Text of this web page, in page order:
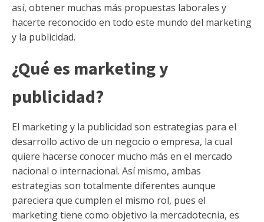
así, obtener muchas más propuestas laborales y
hacerte reconocido en todo este mundo del marketing
y la publicidad.
¿Qué es marketing y
publicidad?
El marketing y la publicidad son estrategias para el
desarrollo activo de un negocio o empresa, la cual
quiere hacerse conocer mucho más en el mercado
nacional o internacional. Así mismo, ambas
estrategias son totalmente diferentes aunque
pareciera que cumplen el mismo rol, pues el
marketing tiene como objetivo la mercadotecnia, es